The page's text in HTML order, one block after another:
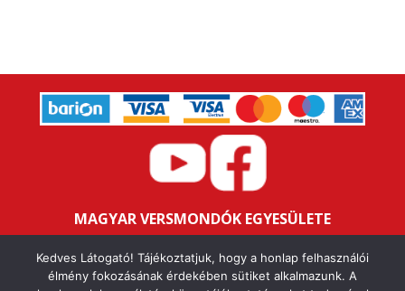
MAGYAR VERSMONDÓK EGYESÜLETE
Bankszámlaszám: 16200106-11646259
Adószám: 18047352-1-43
Kedves Látogató! Tájékoztatjuk, hogy a honlap felhasználói
élmény fokozásának érdekében sütiket alkalmazunk. A